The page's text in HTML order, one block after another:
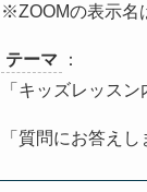
※ZOOMの表示名
テーマ
：
「キッズレッスン
「質問にお答えし